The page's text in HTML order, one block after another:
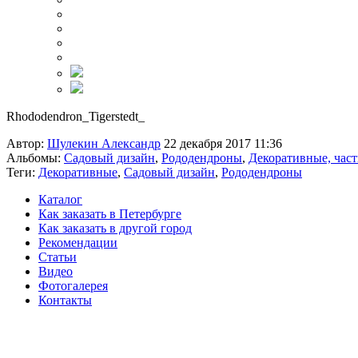
Rhododendron_Tigerstedt_
Автор: Шулекин Александр 22 декабря 2017 11:36
Альбомы: Садовый дизайн, Рододендроны, Декоративные,
Теги: Декоративные, Садовый дизайн, Рододендроны
Каталог
Как заказать в Петербурге
Как заказать в другой город
Рекомендации
Статьи
Видео
Фотогалерея
Контакты